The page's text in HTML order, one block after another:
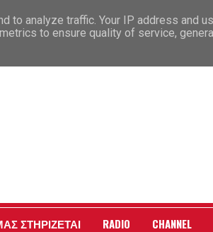
ΣΤΗΡΙΖΕΤΑΙ RADIO CHANNEL
analyze traffic. Your IP address and
to ensure quality of service,